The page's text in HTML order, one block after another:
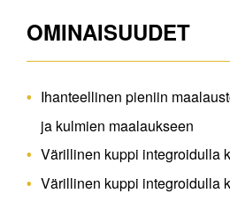
OMINAISUUDET
Ihanteellinen pieniin
ja kulmien maalaukseen
Värillinen kuppi integroidulla
Värillinen kuppi integroidulla